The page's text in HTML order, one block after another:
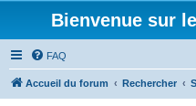
Bienvenue sur
FAQ
Accueil du forum Rechercher